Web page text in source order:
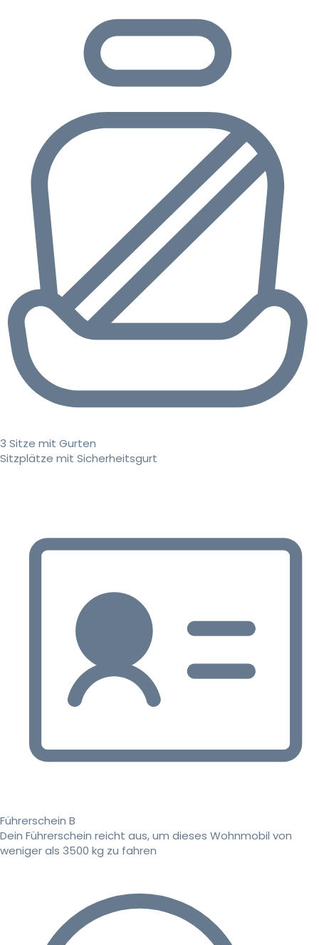
3 Sitze mit Gurten
Sitzplätze mit Sicherheitsgurt
Führerschein B
Dein Führerschein reicht aus, um dieses Wohnmobil von
weniger als 3500 kg zu fahren